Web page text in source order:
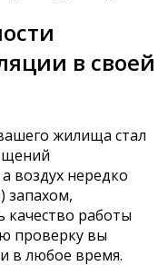
в своей
жилища стал
воздух нередко
запахом,
качество работы
проверку вы
в любое время.